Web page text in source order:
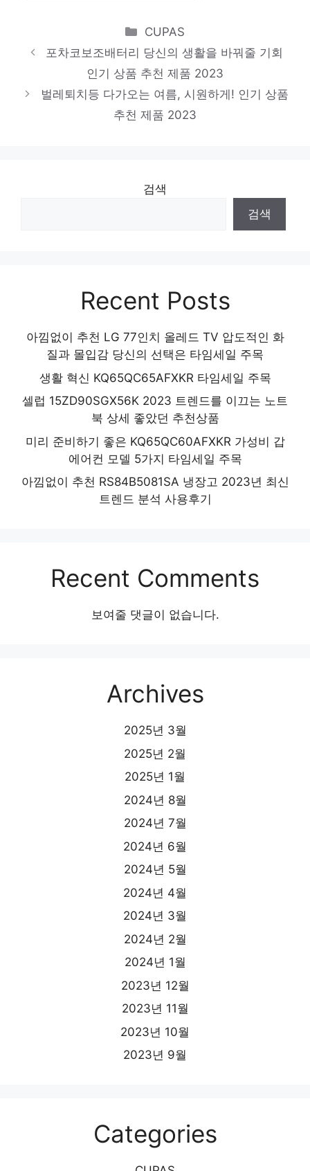
서천군, 추석 연휴 응급진료체계 운영 ‘이상
무’
Categories
CUPAS
포차코보조배터리 당신의 생활을 바꿔줄 기회
인기 상품 추천 제품 2023
벌레퇴치등 다가오는 여름, 시원하게! 인기 상품
추천 제품 2023
검색
검색
Recent Posts
아낌없이 추천 LG 77인치 올레드 TV 압도적인 화
질과 몰입감 당신의 선택은 타임세일 주목
생활 혁신 KQ65QC65AFXKR 타임세일 주목
셀럽 15ZD90SGX56K 2023 트렌드를 이끄는 노트
북 상세 좋았던 추천상품
미리 준비하기 좋은 KQ65QC60AFXKR 가성비 갑
에어컨 모델 5가지 타임세일 주목
아낌없이 추천 RS84B5081SA 냉장고 2023년 최신
트렌드 분석 사용후기
Recent Comments
보여줄 댓글이 없습니다.
Archives
2025년 3월
2025년 2월
2025년 1월
2024년 8월
2024년 7월
2024년 6월
2024년 5월
2024년 4월
2024년 3월
2024년 2월
2024년 1월
2023년 12월
2023년 11월
2023년 10월
2023년 9월
Categories